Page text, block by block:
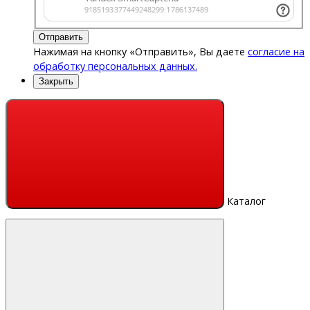
Отправить
Нажимая на кнопку «Отправить», Вы даете согласие на
обработку персональных данных.
Закрыть
Каталог